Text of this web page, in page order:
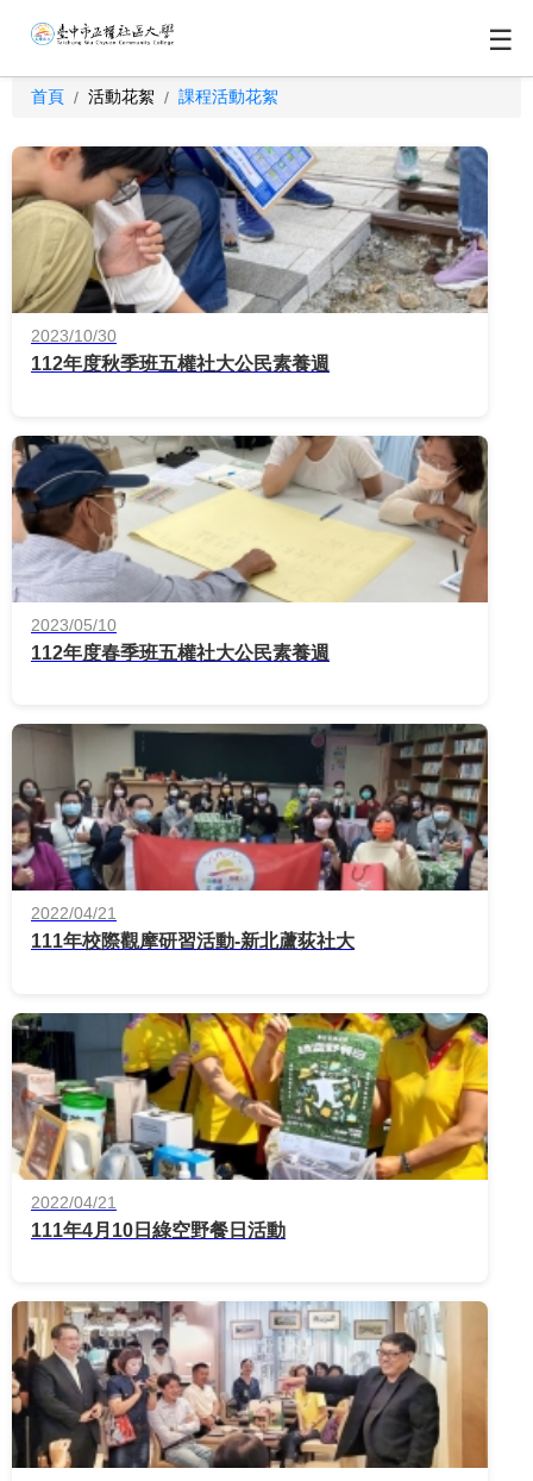
☰
首頁 / 活動花絮 / 課程活動花絮
2023/10/30
112年度秋季班五權社大公民素養週
2023/05/10
112年度春季班五權社大公民素養週
2022/04/21
111年校際觀摩研習活動-新北蘆荻社大
2022/04/21
111年4月10日綠空野餐日活動